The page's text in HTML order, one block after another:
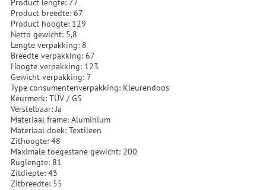
Product lengte: 77
Product breedte: 67
Product hoogte: 129
Netto gewicht: 5,8
Lengte verpakking: 8
Breedte verpakking: 67
Hoogte verpakking: 123
Gewicht verpakking: 7
Type consumentenverpakking: Kleurendoos
Keurmerk: TÜV / GS
Verstelbaar: Ja
Materiaal frame: Aluminium
Materiaal doek: Textileen
Zithoogte: 48
Maximale toegestane gewicht: 200
Ruglengte: 81
Zitdiepte: 43
Zitbreedte: 55